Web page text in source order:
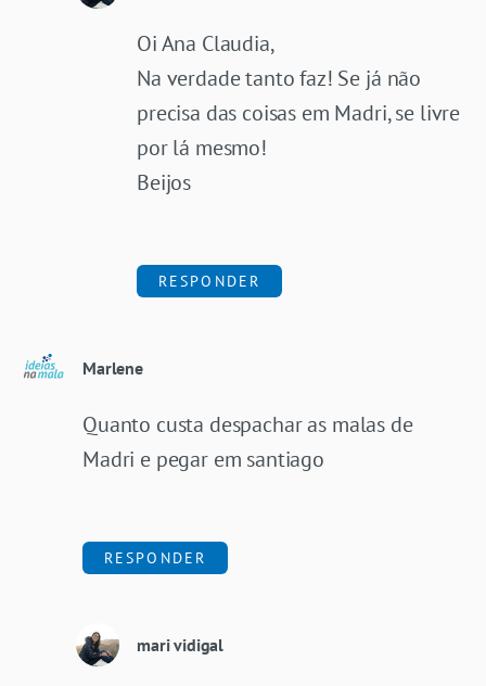
Oi Ana Claudia,
Na verdade tanto faz! Se já não
precisa das coisas em Madri, se livre
por lá mesmo!
Beijos
RESPONDER
Marlene
Quanto custa despachar as malas de
Madri e pegar em santiago
RESPONDER
mari vidigal